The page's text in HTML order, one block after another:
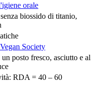
orale
biossido di titanio,
Society
posto fresco, asciutto e al
RDA = 40 – 60